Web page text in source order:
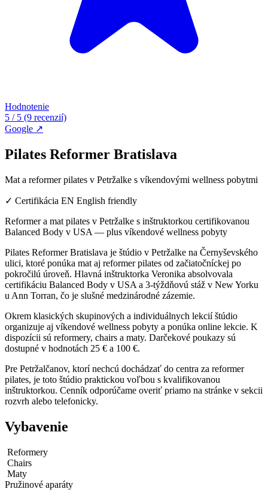
Hodnotenie
5 / 5 (9 recenzií)
Google ↗
Pilates Reformer Bratislava
Mat a reformer pilates v Petržalke s víkendovými wellness pobytmi
✓ Certifikácia EN English friendly
Reformer a mat pilates v Petržalke s inštruktorkou certifikovanou
Balanced Body v USA — plus víkendové wellness pobyty
Pilates Reformer Bratislava je štúdio v Petržalke na Černyševského
ulici, ktoré ponúka mat aj reformer pilates od začiatočníckej po
pokročilú úroveň. Hlavná inštruktorka Veronika absolvovala
certifikáciu Balanced Body v USA a 3-týždňovú stáž v New Yorku
u Ann Torran, čo je slušné medzinárodné zázemie.
Okrem klasických skupinových a individuálnych lekcií štúdio
organizuje aj víkendové wellness pobyty a ponúka online lekcie. K
dispozícii sú reformery, chairs a maty. Darčekové poukazy sú
dostupné v hodnotách 25 € a 100 €.
Pre Petržalčanov, ktorí nechcú dochádzať do centra za reformer
pilates, je toto štúdio praktickou voľbou s kvalifikovanou
inštruktorkou. Cenník odporúčame overiť priamo na stránke v sekcii
rozvrh alebo telefonicky.
Vybavenie
Reformery
Chairs
Maty
Pružinové aparáty